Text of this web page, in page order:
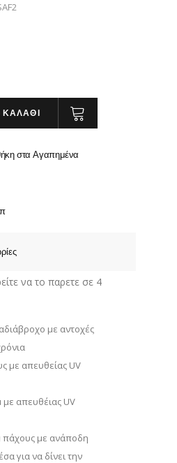
στα Αγαπημένα
να το παρετε σε 4
με αντοχές
με απευθείας UV
με απευθέιας UV
πάχους με ανάποδη
για να δίνει την